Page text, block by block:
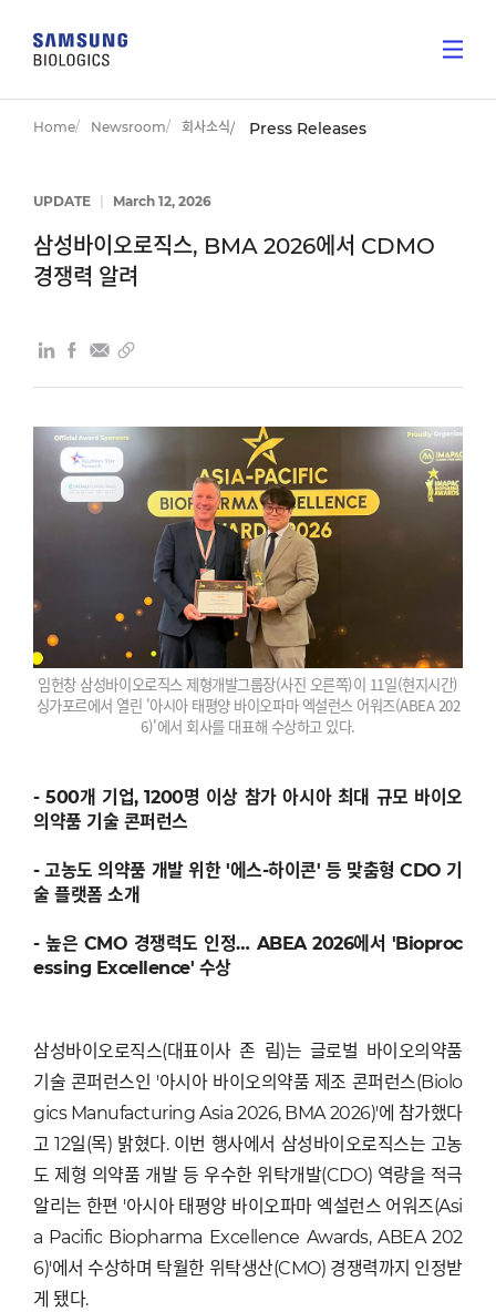
Home Newsroom 회사소식 Press Releases
UPDATE March 12, 2026
삼성바이오로직스, BMA 2026에서 CDMO
경쟁력 알려
임헌창 삼성바이오로직스 제형개발그룹장(사진 오른쪽)이 11일(현지시간)
싱가포르에서 열린 '아시아 태평양 바이오파마 엑설런스 어워즈(ABEA 202
6)'에서 회사를 대표해 수상하고 있다.
- 500개 기업, 1200명 이상 참가 아시아 최대 규모 바이오
의약품 기술 콘퍼런스
- 고농도 의약품 개발 위한 '에스-하이콘' 등 맞춤형 CDO 기
술 플랫폼 소개
- 높은 CMO 경쟁력도 인정… ABEA 2026에서 'Bioproc
essing Excellence' 수상
삼성바이오로직스(대표이사 존 림)는 글로벌 바이오의약품
기술 콘퍼런스인 '아시아 바이오의약품 제조 콘퍼런스(Biolo
gics Manufacturing Asia 2026, BMA 2026)'에 참가했다
고 12일(목) 밝혔다. 이번 행사에서 삼성바이오로직스는 고농
도 제형 의약품 개발 등 우수한 위탁개발(CDO) 역량을 적극
알리는 한편 '아시아 태평양 바이오파마 엑설런스 어워즈(Asi
a Pacific Biopharma Excellence Awards, ABEA 202
6)'에서 수상하며 탁월한 위탁생산(CMO) 경쟁력까지 인정받
게 됐다.